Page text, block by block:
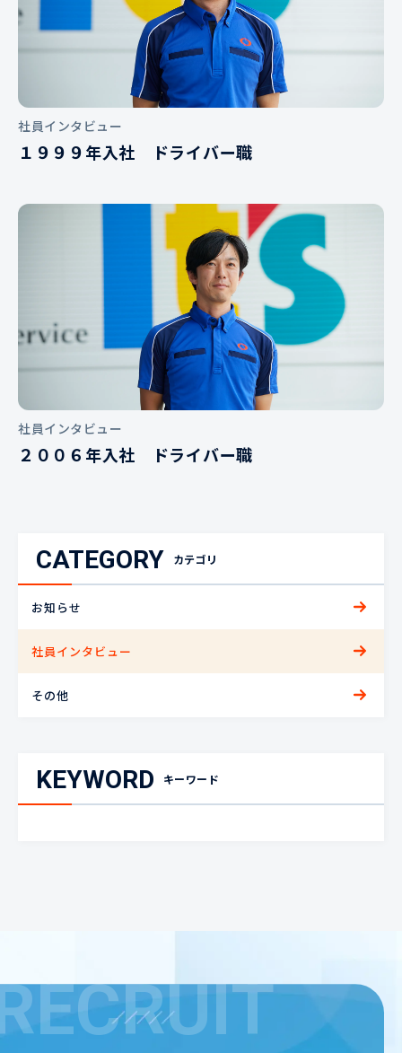
社員インタビュー
１９９９年入社 ドライバー職
社員インタビュー
２００６年入社 ドライバー職
CATEGORY カテゴリ
お知らせ
社員インタビュー
その他
KEYWORD キーワード